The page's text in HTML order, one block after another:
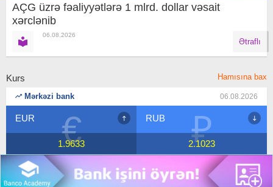
AÇG üzrə fəaliyyətlərə 1 mlrd. dollar vəsait
xərclənib
06.08.2026
Ətraflı
Kurs Hamısına bax
Mərkəzi bank 06.08.2026
€
EUR
1.9633 ₽
RUB
2.1023